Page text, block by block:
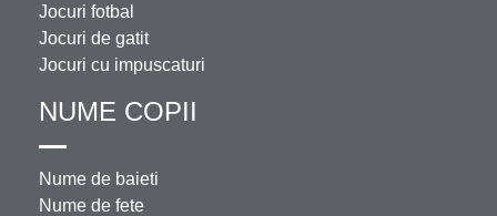
Jocuri fotbal
Jocuri de gatit
Jocuri cu impuscaturi
NUME COPII
Nume de baieti
Nume de fete